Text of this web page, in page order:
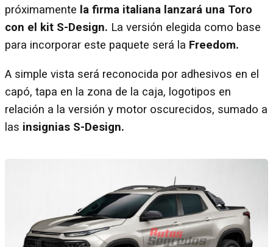
próximamente la firma italiana lanzará una Toro
con el kit S-Design. La versión elegida como base
para incorporar este paquete será la Freedom.
A simple vista será reconocida por adhesivos en el
capó, tapa en la zona de la caja, logotipos en
relación a la versión y motor oscurecidos, sumado a
las insignias S-Design.